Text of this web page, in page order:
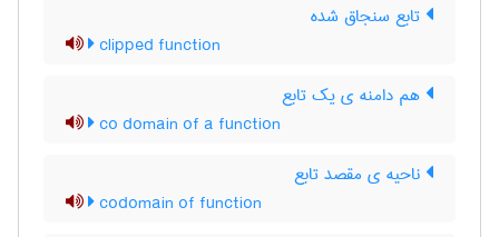
تابع سنجاق شده
clipped function
هم دامنه ی یک تابع
co domain of a function
ناحیه ی مقصد تابع
codomain of function